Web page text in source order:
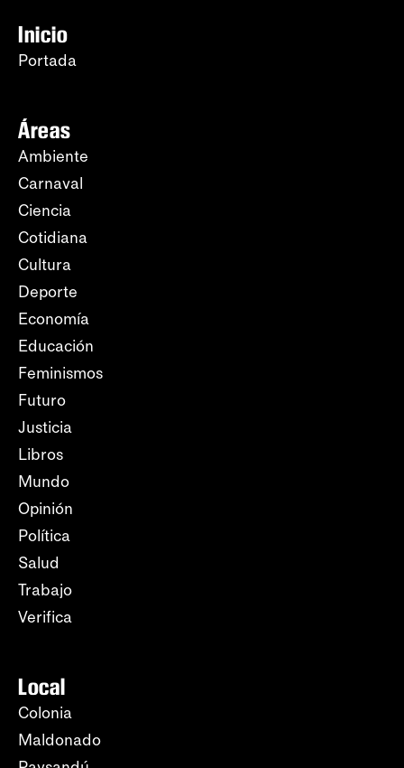
Inicio
Portada
Áreas
Ambiente
Carnaval
Ciencia
Cotidiana
Cultura
Deporte
Economía
Educación
Feminismos
Futuro
Justicia
Libros
Mundo
Opinión
Política
Salud
Trabajo
Verifica
Local
Colonia
Maldonado